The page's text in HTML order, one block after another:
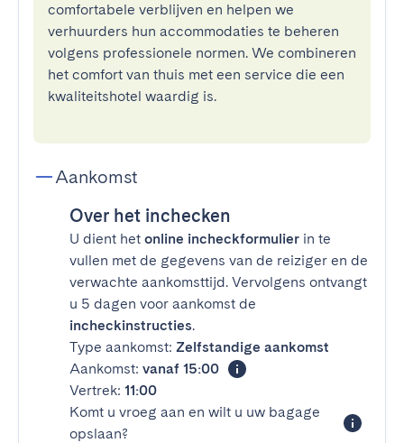
comfortabele verblijven en helpen we
verhuurders hun accommodaties te beheren
volgens professionele normen. We combineren
het comfort van thuis met een service die een
kwaliteitshotel waardig is.
Aankomst
Over het inchecken
U dient het online incheckformulier in te
vullen met de gegevens van de reiziger en de
verwachte aankomsttijd. Vervolgens ontvangt
u 5 dagen voor aankomst de
incheckinstructies.
Type aankomst: Zelfstandige aankomst
Aankomst: vanaf 15:00
Vertrek: 11:00
Komt u vroeg aan en wilt u uw bagage
opslaan?